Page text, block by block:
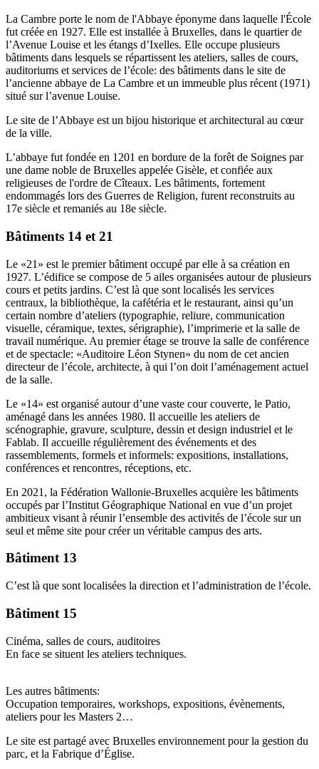
La Cambre porte le nom de l'Abbaye éponyme dans laquelle l'École
fut créée en 1927. Elle est installée à Bruxelles, dans le quartier de
l’Avenue Louise et les étangs d’Ixelles. Elle occupe plusieurs
bâtiments dans lesquels se répartissent les ateliers, salles de cours,
auditoriums et services de l’école: des bâtiments dans le site de
l’ancienne abbaye de La Cambre et un immeuble plus récent (1971)
situé sur l’avenue Louise.
Le site de l’Abbaye est un bijou historique et architectural au cœur
de la ville.
L’abbaye fut fondée en 1201 en bordure de la forêt de Soignes par
une dame noble de Bruxelles appelée Gisèle, et confiée aux
religieuses de l'ordre de Cîteaux. Les bâtiments, fortement
endommagés lors des Guerres de Religion, furent reconstruits au
17e siècle et remaniés au 18e siècle.
Bâtiments 14 et 21
Le «21» est le premier bâtiment occupé par elle à sa création en
1927. L’édifice se compose de 5 ailes organisées autour de plusieurs
cours et petits jardins. C’est là que sont localisés les services
centraux, la bibliothèque, la cafétéria et le restaurant, ainsi qu’un
certain nombre d’ateliers (typographie, reliure, communication
visuelle, céramique, textes, sérigraphie), l’imprimerie et la salle de
travail numérique. Au premier étage se trouve la salle de conférence
et de spectacle: «Auditoire Léon Stynen» du nom de cet ancien
directeur de l’école, architecte, à qui l’on doit l’aménagement actuel
de la salle.
Le «14» est organisé autour d’une vaste cour couverte, le Patio,
aménagé dans les années 1980. Il accueille les ateliers de
scénographie, gravure, sculpture, dessin et design industriel et le
Fablab. Il accueille régulièrement des événements et des
rassemblements, formels et informels: expositions, installations,
conférences et rencontres, réceptions, etc.
En 2021, la Fédération Wallonie-Bruxelles acquière les bâtiments
occupés par l’Institut Géographique National en vue d’un projet
ambitieux visant à réunir l’ensemble des activités de l’école sur un
seul et même site pour créer un véritable campus des arts.
Bâtiment 13
C’est là que sont localisées la direction et l’administration de l’école.
Bâtiment 15
Cinéma, salles de cours, auditoires
En face se situent les ateliers techniques.
Les autres bâtiments:
Occupation temporaires, workshops, expositions, évènements,
ateliers pour les Masters 2…
Le site est partagé avec Bruxelles environnement pour la gestion du
parc, et la Fabrique d’Église.